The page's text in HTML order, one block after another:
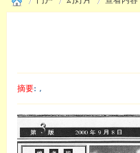
陈雷摘要: ,